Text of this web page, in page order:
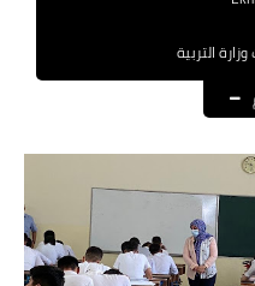
العقود والاجور اليومية
الرواتب
القروض والسلف
التربية